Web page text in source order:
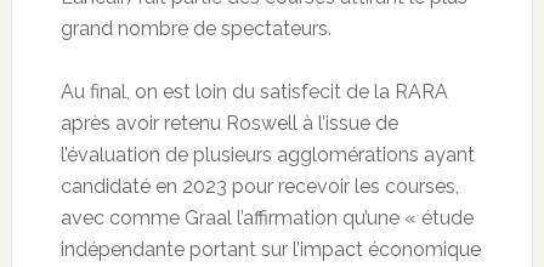
grand nombre de spectateurs.
Au final, on est loin du satisfecit de la RARA
après avoir retenu Roswell à l’issue de
l’évaluation de plusieurs agglomérations ayant
candidaté en 2023 pour recevoir les courses,
avec comme Graal l’affirmation qu’une « étude
indépendante portant sur l’impact économique